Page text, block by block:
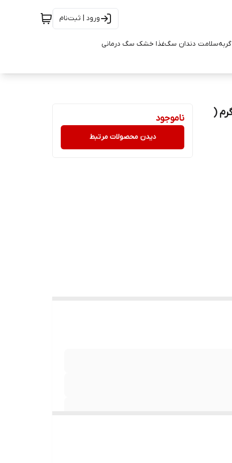
ورود | ثبت‌نام
سلامت دندان سگغذا خشک سگ درمانی
بوقلمون وزن 1 کیلوگرم (
ناموجود
دیدن محصولات مرتبط